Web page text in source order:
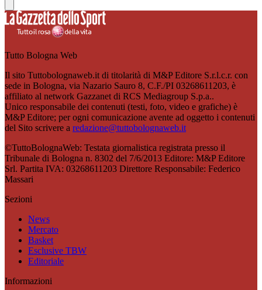
Tutto Bologna Web
Il sito Tuttobolognaweb.it di titolarità di M&P Editore S.r.l.c.r. con
sede in Bologna, via Nazario Sauro 8, C.F./PI 03268611203, è
affiliato al network Gazzanet di RCS Mediagroup S.p.a..
Unico responsabile dei contenuti (testi, foto, video e grafiche) è
M&P Editore; per ogni comunicazione avente ad oggetto i contenuti
del Sito scrivere a redazione@tuttobolognaweb.it
©TuttoBolognaWeb: Testata giornalistica registrata presso il
Tribunale di Bologna n. 8302 del 7/6/2013 Editore: M&P Editore
Srl. Partita IVA: 03268611203 Direttore Responsabile: Federico
Massari
Sezioni
News
Mercato
Basket
Esclusive TBW
Editoriale
Informazioni